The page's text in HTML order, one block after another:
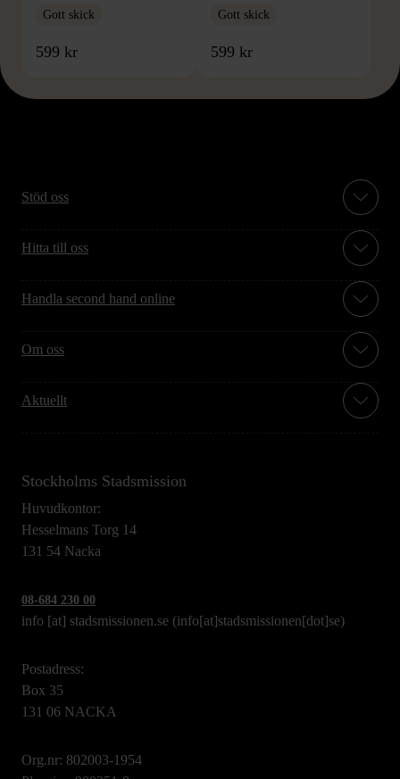
Gott skick
599 kr
Gott skick
599 kr
Stöd oss
Hitta till oss
Handla second hand online
Om oss
Aktuellt
Stockholms Stadsmission
Huvudkontor:
Hesselmans Torg 14
131 54 Nacka
08-684 230 00
info [at] stadsmissionen.se (info[at]stadsmissionen[dot]se)
Postadress:
Box 35
131 06 NACKA
Org.nr: 802003-1954